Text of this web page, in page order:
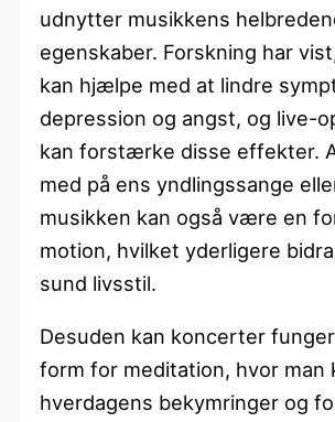
udnytter musikkens
egenskaber. Forskning har
kan hjælpe med at lindre
depression og angst, og live-
kan forstærke disse effekter.
med på ens yndlingssange
musikken kan også være en
motion, hvilket yderligere
sund livsstil.
Desuden kan koncerter
form for meditation, hvor man
hverdagens bekymringer og